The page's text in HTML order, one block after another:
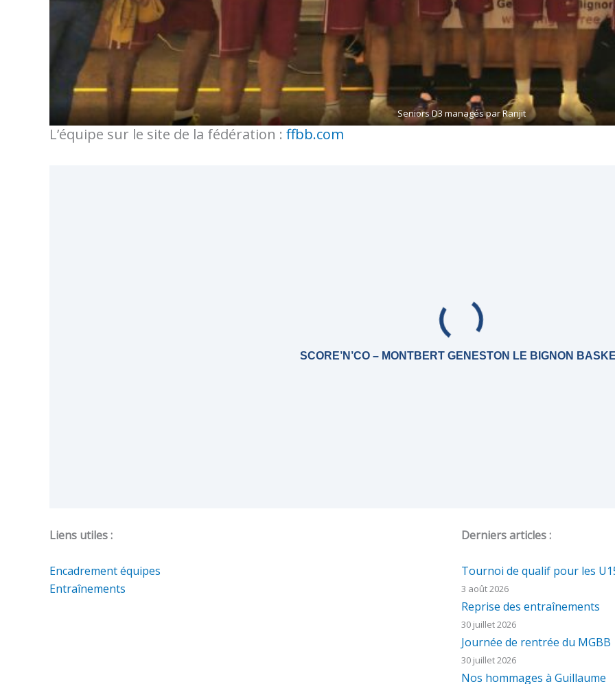
Seniors D3 managés par Ranjit
L’équipe sur le site de la fédération : ffbb.com
SCORE’N’CO – MONTBERT GENESTON LE BIGNON
Liens utiles :
Encadrement équipes
Entraînements
Derniers articles :
Tournoi de qualif pour les
3 août 2026
Reprise des entraînements
30 juillet 2026
Journée de rentrée du MGBB
30 juillet 2026
Nos hommages à Guillaume